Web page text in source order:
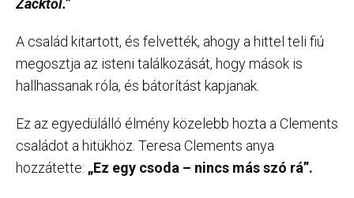
A család kitartott, és felvették, ahogy a hittel teli fiú
megosztja az isteni találkozását, hogy mások is
hallhassanak róla, és bátorítást kapjanak.
Ez az egyedülálló élmény közelebb hozta a Clements
családot a hitükhöz. Teresa Clements anya
hozzátette: „Ez egy csoda – nincs más szó rá”.